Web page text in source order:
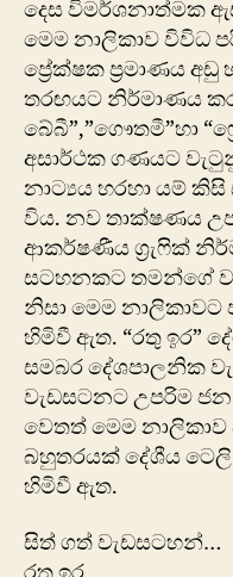
දෙස විමර්ශනාත්මක
මෙම නාලිකාව විවිධ
ප්‍රේක්ෂක ප්‍රමාණය
තරඟයට නිර්මාණය
බේබී”,”ගෞතමී”හා
අසාර්ථක ගණයට
නාට්‍යය හරහා යම්
විය. නව තාක්ෂණය
ආකර්ෂණීය ග්‍රැෆික්
සටහනකට තමන්ගේ
නිසා මෙම නාලිකාවට
හිමිවී ඇත. “රතු ඉර”
සමබර දේශපාලනික
වැඩසටනට උපරිම ජන
වෙතත් මෙම
බහුතරයක් දේශීය ටෙලි
හිමිවී ඇත.
සිත් ගත් වැඩසටහන්…